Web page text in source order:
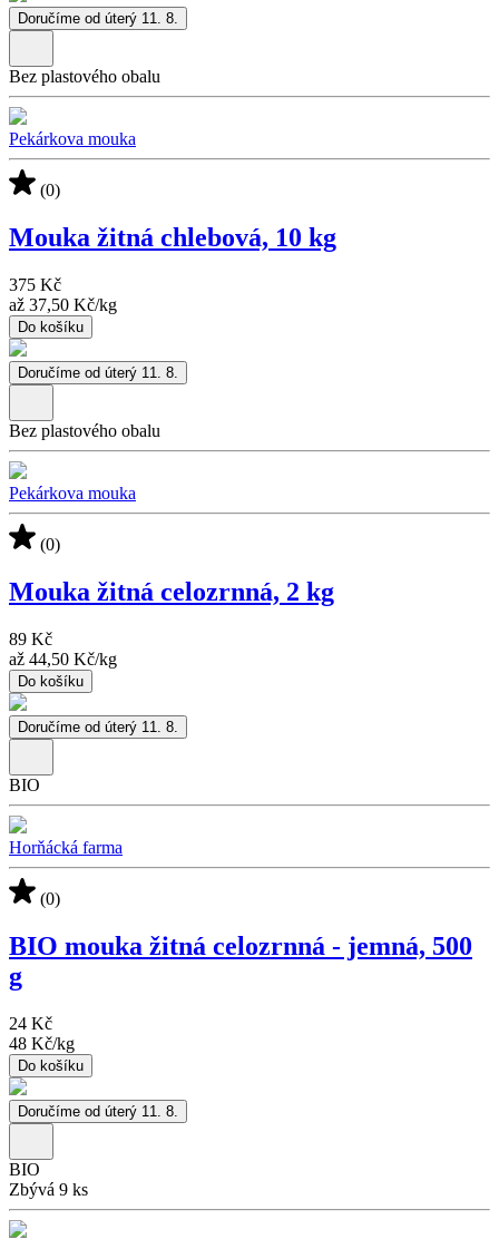
Doručíme od úterý 11. 8.
Bez plastového obalu
Pekárkova mouka
(0)
Mouka žitná chlebová, 10 kg
375 Kč
až 37,50 Kč/kg
Do košíku
Doručíme od úterý 11. 8.
Bez plastového obalu
Pekárkova mouka
(0)
Mouka žitná celozrnná, 2 kg
89 Kč
až 44,50 Kč/kg
Do košíku
Doručíme od úterý 11. 8.
BIO
Horňácká farma
(0)
BIO mouka žitná celozrnná - jemná, 500
g
24 Kč
48 Kč/kg
Do košíku
Doručíme od úterý 11. 8.
BIO
Zbývá 9 ks